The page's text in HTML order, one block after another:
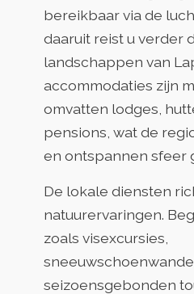
bereikbaar via de
daaruit reist u verder
landschappen van
accommodaties zijn
omvatten lodges,
pensions, wat de
en ontspannen sfeer
De lokale diensten
natuurervaringen.
zoals visexcursies,
seizoensgebonden